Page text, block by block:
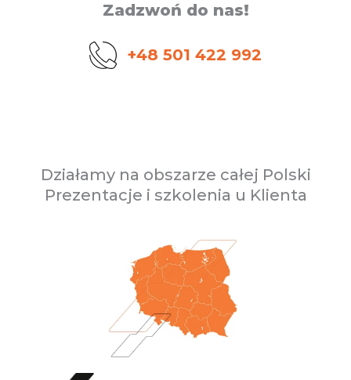
Zadzwoń do nas!
+48 501 422 992
Działamy na obszarze całej Polski
Prezentacje i szkolenia u Klienta